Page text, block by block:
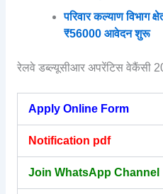
परिवार कल्याण विभाग
₹56000 आवेदन शुरू
रेलवे डब्ल्यूसीआर अपरेंटिस वेकैंसी
Apply Online Form
Notification pdf
Join WhatsApp Channel